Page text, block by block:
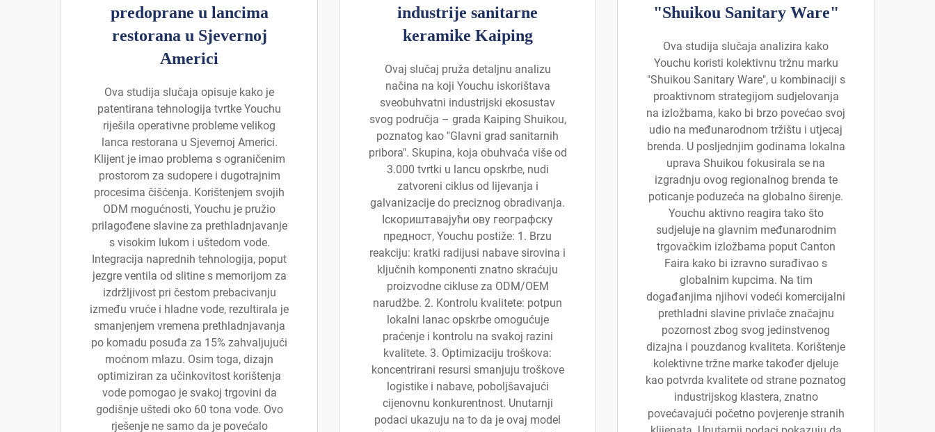
predoprane u lancima
restorana u Sjevernoj
Americi
Ova studija slučaja opisuje kako je
patentirana tehnologija tvrtke Youchu
riješila operativne probleme velikog
lanca restorana u Sjevernoj Americi.
Klijent je imao problema s ograničenim
prostorom za sudopere i dugotrajnim
procesima čišćenja. Korištenjem svojih
ODM mogućnosti, Youchu je pružio
prilagođene slavine za prethladnjavanje
s visokim lukom i uštedom vode.
Integracija naprednih tehnologija, poput
jezgre ventila od slitine s memorijom za
izdržljivost pri čestom prebacivanju
između vruće i hladne vode, rezultirala je
smanjenjem vremena prethladnjavanja
po komadu posuđa za 15% zahvaljujući
moćnom mlazu. Osim toga, dizajn
optimiziran za učinkovitost korištenja
vode pomogao je svakoj trgovini da
godišnje uštedi oko 60 tona vode. Ovo
rješenje ne samo da je povećalo
industrije sanitarne
keramike Kaiping
Ovaj slučaj pruža detaljnu analizu
načina na koji Youchu iskorištava
sveobuhvatni industrijski ekosustav
svog područja – grada Kaiping Shuikou,
poznatog kao "Glavni grad sanitarnih
pribora". Skupina, koja obuhvaća više od
3.000 tvrtki u lancu opskrbe, nudi
zatvoreni ciklus od lijevanja i
galvanizacije do preciznog obradivanja.
Iскориштавајући ову географску
предност, Youchu postiže: 1. Brzu
reakciju: kratki radijusi nabave sirovina i
ključnih komponenti znatno skraćuju
proizvodne cikluse za ODM/OEM
narudžbe. 2. Kontrolu kvalitete: potpun
lokalni lanac opskrbe omogućuje
praćenje i kontrolu na svakoj razini
kvalitete. 3. Optimizaciju troškova:
koncentrirani resursi smanjuju troškove
logistike i nabave, poboljšavajući
cijenovnu konkurentnost. Unutarnji
podaci ukazuju na to da je ovaj model
"Shuikou Sanitary Ware"
Ova studija slučaja analizira kako
Youchu koristi kolektivnu tržnu marku
"Shuikou Sanitary Ware", u kombinaciji s
proaktivnom strategijom sudjelovanja
na izložbama, kako bi brzo povećao svoj
udio na međunarodnom tržištu i utjecaj
brenda. U posljednjim godinama lokalna
uprava Shuikou fokusirala se na
izgradnju ovog regionalnog brenda te
poticanje poduzeća na globalno širenje.
Youchu aktivno reagira tako što
sudjeluje na glavnim međunarodnim
trgovačkim izložbama poput Canton
Faira kako bi izravno surađivao s
globalnim kupcima. Na tim
događanjima njihovi vodeći komercijalni
prethladni slavine privlače značajnu
pozornost zbog svog jedinstvenog
dizajna i pouzdanog kvaliteta. Korištenje
kolektivne tržne marke također djeluje
kao potvrda kvalitete od strane poznatog
industrijskog klastera, znatno
povećavajući početno povjerenje stranih